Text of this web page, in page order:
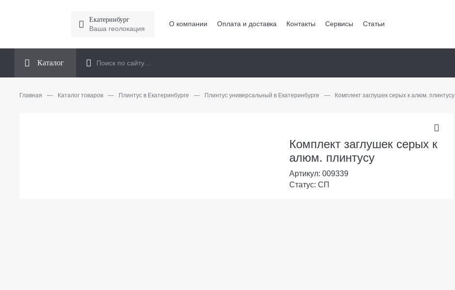
Екатеринбург
Ваша геолокация
О компании Оплата и доставка Контакты Сервисы Статьи
Каталог
Главная — Каталог товаров — Плинтус в Екатеринбурге — Плинтус универсальный в Екатеринбурге — Комплект заглушек серых к алюм. плинтусу
Комплект заглушек серых к
алюм. плинтусу
Артикул: 009339
Статус: СП